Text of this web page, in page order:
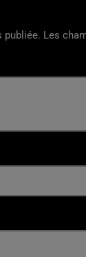
publiée. Les